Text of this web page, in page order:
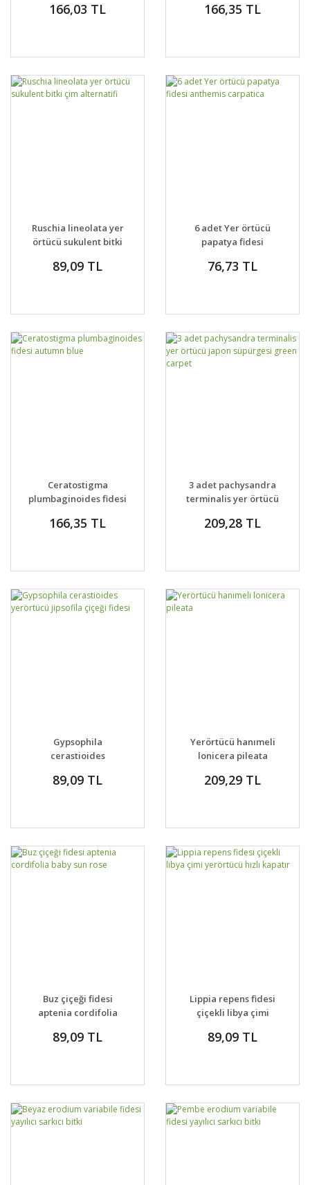
166,03 TL 166,35 TL
Ruschia lineolata yer
örtücü sukulent bitki
89,09 TL
6 adet Yer örtücü
papatya fidesi
76,73 TL
Ceratostigma
plumbaginoides fidesi
166,35 TL
3 adet pachysandra
terminalis yer örtücü
green carpet
209,28 TL
Gypsophila
cerastioides
çiçeği fidesi
89,09 TL
Yerörtücü hanımeli
lonicera pileata
209,29 TL
Buz çiçeği fidesi
aptenia cordifolia
89,09 TL
Lippia repens fidesi
çiçekli libya çimi
89,09 TL